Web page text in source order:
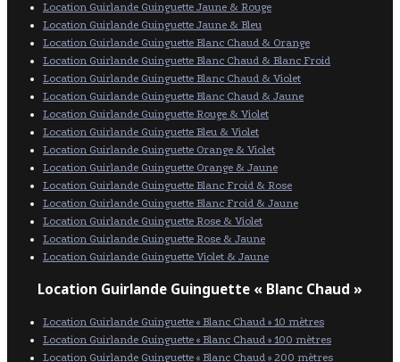
Location Guirlande Guinguette Jaune & Rouge
Location Guirlande Guinguette Jaune & Bleu
Location Guirlande Guinguette Blanc Chaud & Orange
Location Guirlande Guinguette Blanc Chaud & Blanc Froid
Location Guirlande Guinguette Blanc Chaud & Violet
Location Guirlande Guinguette Blanc Chaud & Jaune
Location Guirlande Guinguette Rouge & Violet
Location Guirlande Guinguette Bleu & Violet
Location Guirlande Guinguette Orange & Violet
Location Guirlande Guinguette Orange & Jaune
Location Guirlande Guinguette Blanc Froid & Rose
Location Guirlande Guinguette Blanc Froid & Jaune
Location Guirlande Guinguette Rose & Violet
Location Guirlande Guinguette Rose & Jaune
Location Guirlande Guinguette Violet & Jaune
Location Guirlande Guinguette « Blanc Chaud »
Location Guirlande Guinguette « Blanc Chaud » 10 mètres
Location Guirlande Guinguette « Blanc Chaud » 100 mètres
Location Guirlande Guinguette « Blanc Chaud » 200 mètres